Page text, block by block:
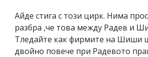
Айде стига с този цирк. Нима
разбра ,че това между Радев и
Тледайте как фирмите на Шиши
двойно повече при Радевото